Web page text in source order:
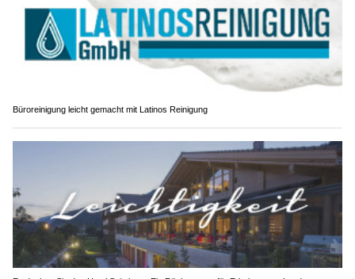
Büroreinigung leicht gemacht mit Latinos Reinigung